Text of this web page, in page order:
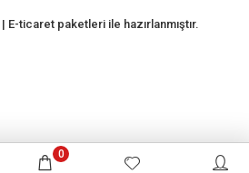
0
| E-ticaret paketleri ile hazırlanmıştır.